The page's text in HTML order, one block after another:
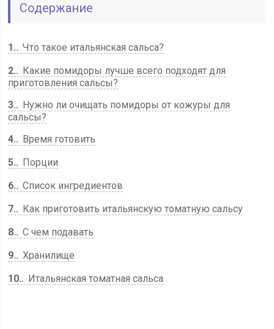
Содержание
1.
Что такое итальянская сальса?
2.
Какие помидоры лучше всего подходят для
приготовления сальсы?
3.
Нужно ли очищать помидоры от кожуры для
сальсы?
4.
Время готовить
5.
Порции
6.
Список ингредиентов
7.
Как приготовить итальянскую томатную сальсу
8.
С чем подавать
9.
Хранилище
10.
Итальянская томатная сальса